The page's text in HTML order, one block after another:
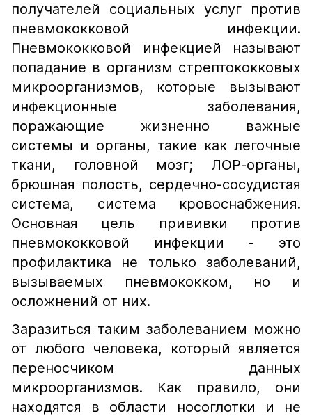
получателей социальных услуг против
пневмококковой инфекции.
Пневмококковой инфекцией называют
попадание в организм стрептококковых
микроорганизмов, которые вызывают
инфекционные заболевания,
поражающие жизненно важные
системы и органы, такие как легочные
ткани, головной мозг; ЛОР-органы,
брюшная полость, сердечно-сосудистая
система, система кровоснабжения.
Основная цель прививки против
пневмококковой инфекции - это
профилактика не только заболеваний,
вызываемых пневмококком, но и
осложнений от них.
Заразиться таким заболеванием можно
от любого человека, который является
переносчиком данных
микроорганизмов. Как правило, они
находятся в области носоглотки и не